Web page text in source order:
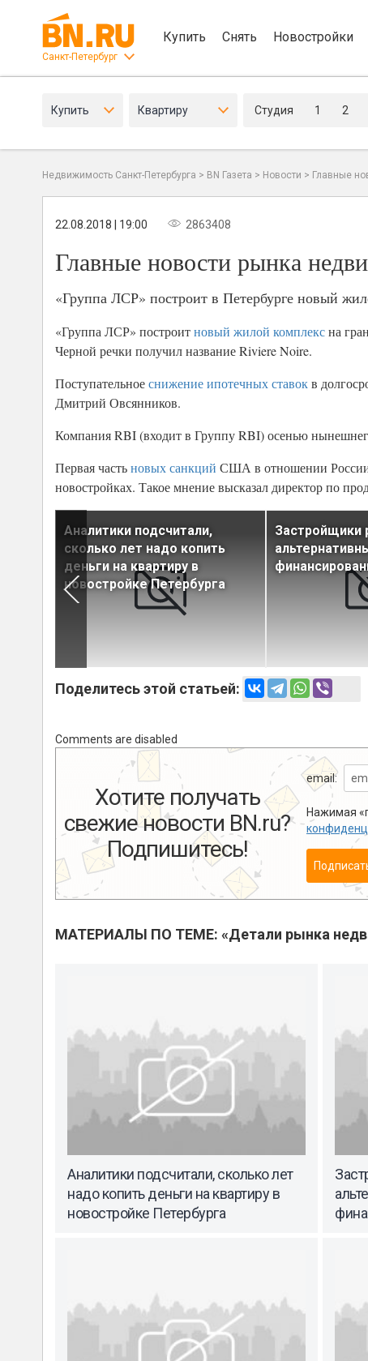
Санкт-Петербург
Купить Снять Новостройки
Купить Квартиру Студия 1 2
Недвижимость Санкт-Петербурга > BN Газета > Новости > Главные
22.08.2018 | 19:00 2863408
Главные новости рынка
«Группа ЛСР» построит в Петербурге новый
«Группа ЛСР» построитновый жилой комплексна
Черной речки получил название Riviere Noire.
Поступательноеснижение ипотечных ставокв
Дмитрий Овсянников.
Компания RBI (входит в Группу RBI) осенью
Первая частьновых санкций США в отношении России,
новостройках. Такое мнение высказал директор по
Аналитики подсчитали,
сколько лет надо копить
деньги на квартиру в
новостройке Петербурга
Застройщики
Поделитесь этой статьей:
Comments are disabled
Хотите получать
свежие новости BN.ru?
Подпишитесь!
email:
Нажимая
МАТЕРИАЛЫ ПО ТЕМЕ: «Детали рынка
Аналитики подсчитали, сколько лет
надо копить деньги на квартиру в
новостройке Петербурга